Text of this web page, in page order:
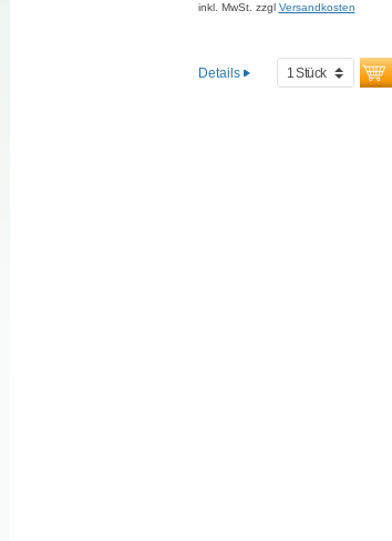
inkl. MwSt. zzgl Versandkosten
Details